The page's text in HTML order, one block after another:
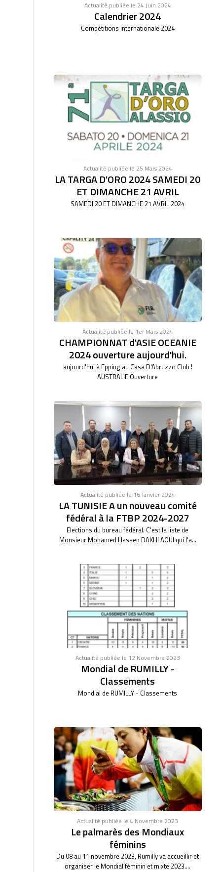
Actualité publiée le 24 Juin 2024
Calendrier 2024
Compétitions internationale 2024
Actualité publiée le 25 Mars 2024
LA TARGA D'ORO 2024 SAMEDI 20
ET DIMANCHE 21 AVRIL
SAMEDI 20 ET DIMANCHE 21 AVRIL 2024
Actualité publiée le 1er Mars 2024
CHAMPIONNAT d'ASIE OCEANIE
2024 ouverture aujourd'hui.
aujourd'hui à Epping au Casa D'Abruzzo Club !
AUSTRALIE Ouverture
Actualité publiée le 16 Janvier 2024
LA TUNISIE A un nouveau comité
fédéral à la FTBP 2024-2027
Elections du bureau fédéral. C'est la liste de
Monsieur Mohamed Hassen DAKHLAOUI qui l'a...
Actualité publiée le 12 Novembre 2023
Mondial de RUMILLY -
Classements
Mondial de RUMILLY - Classements
Actualité publiée le 4 Novembre 2023
Le palmarès des Mondiaux
féminins
Du 08 au 11 novembre 2023, Rumilly va accueillir et
organiser le Mondial féminin et mixte 2023....